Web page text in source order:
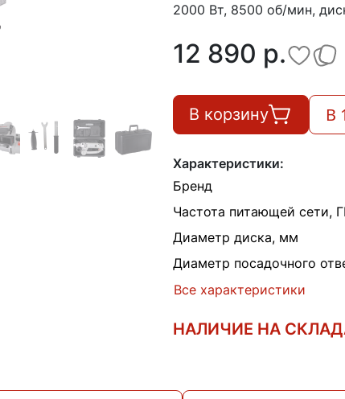
2000 Вт, 8500 об/мин,
12 890 p.
В корзину В
Характеристики:
Бренд
Частота питающей сети,
Диаметр диска, мм
Диаметр посадочного
Все характеристики
НАЛИЧИЕ НА